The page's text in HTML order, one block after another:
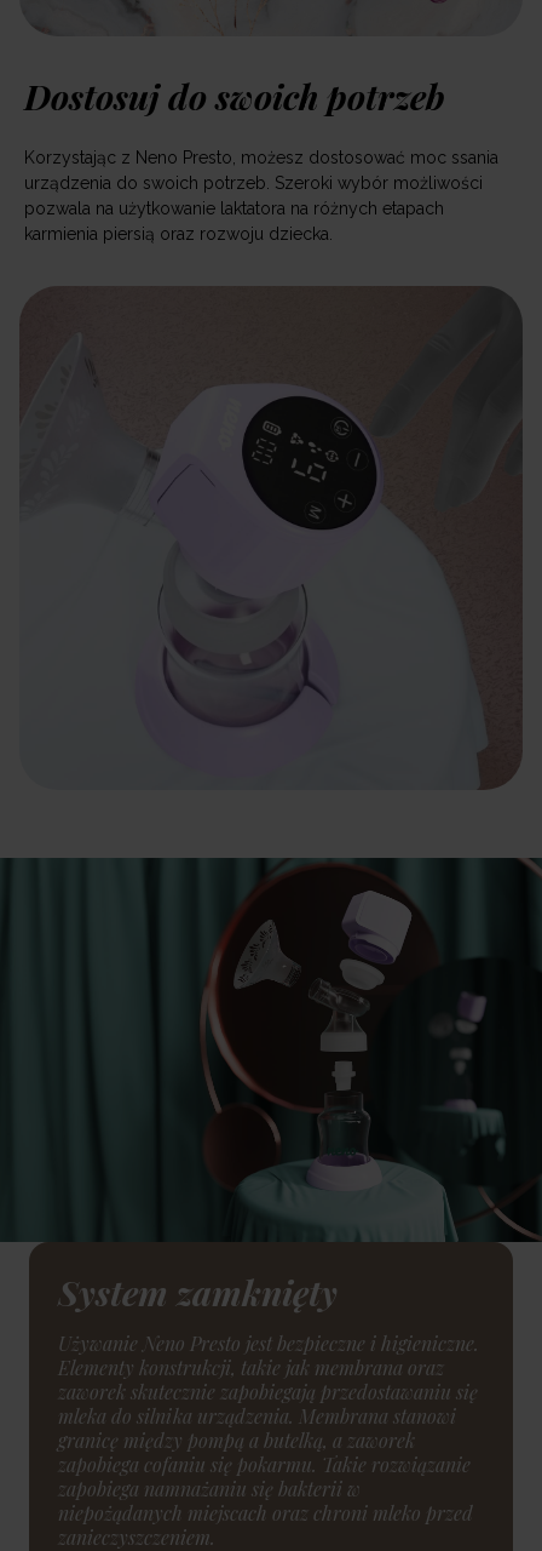
Dostosuj do swoich potrzeb
Korzystając z Neno Presto, możesz dostosować moc ssania
urządzenia do swoich potrzeb. Szeroki wybór możliwości
pozwala na użytkowanie laktatora na różnych etapach
karmienia piersią oraz rozwoju dziecka.
System zamknięty
Używanie Neno Presto jest bezpieczne i higieniczne.
Elementy konstrukcji, takie jak membrana oraz
zaworek skutecznie zapobiegają przedostawaniu się
mleka do silnika urządzenia. Membrana stanowi
granicę między pompą a butelką, a zaworek
zapobiega cofaniu się pokarmu. Takie rozwiązanie
zapobiega namnażaniu się bakterii w
niepożądanych miejscach oraz chroni mleko przed
zanieczyszczeniem.